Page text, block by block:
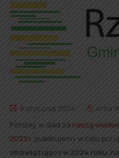
9 stycznia 2024
Artur
Poniżej, w ślad zanaszą
2023 r. publikujemy w celu
obowiązujący w 2024 roku,